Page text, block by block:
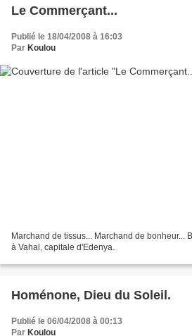
Le Commerçant...
Publié le 18/04/2008 à 16:03
Par Koulou
Marchand de tissus... Marchand de bonheur...
à Vahal, capitale d'Edenya.
Homénone, Dieu du Soleil.
Publié le 06/04/2008 à 00:13
Par Koulou